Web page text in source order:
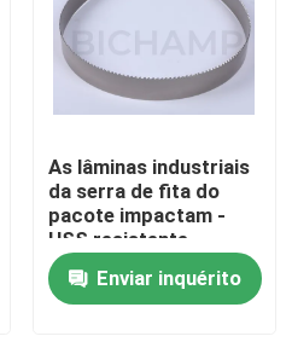
da serra de fita
serra de fita
serra de fita
do corte do metal
As lâminas industriais
da serra de fita do
pacote impactam -
HSS resistente
41x1.30mm
Enviar inquérito